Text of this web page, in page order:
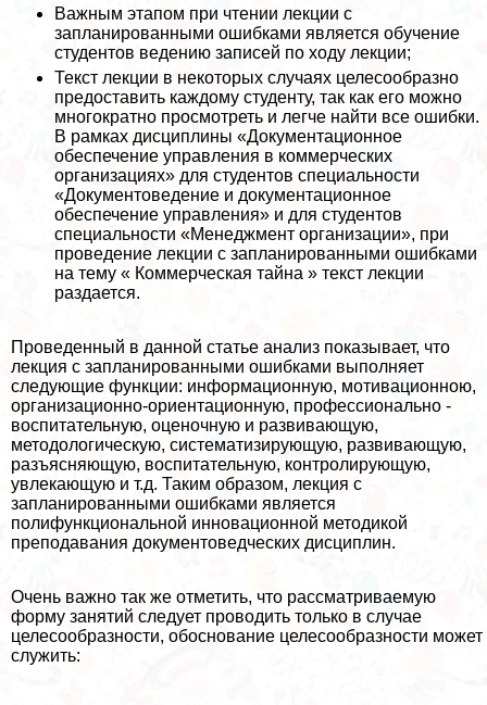
Важным этапом при чтении лекции с
запланированными ошибками является обучение
студентов ведению записей по ходу лекции;
Текст лекции в некоторых случаях целесообразно
предоставить каждому студенту, так как его можно
многократно просмотреть и легче найти все ошибки.
В рамках дисциплины «Документационное
обеспечение управления в коммерческих
организациях» для студентов специальности
«Документоведение и документационное
обеспечение управления» и для студентов
специальности «Менеджмент организации», при
проведение лекции с запланированными ошибками
на тему « Коммерческая тайна » текст лекции
раздается.
Проведенный в данной статье анализ показывает, что
лекция с запланированными ошибками выполняет
следующие функции: информационную, мотивационною,
организационно-ориентационную, профессионально -
воспитательную, оценочную и развивающую,
методологическую, систематизирующую, развивающую,
разъясняющую, воспитательную, контролирующую,
увлекающую и т.д. Таким образом, лекция с
запланированными ошибками является
полифункциональной инновационной методикой
преподавания документоведческих дисциплин.
Очень важно так же отметить, что рассматриваемую
форму занятий следует проводить только в случае
целесообразности, обоснование целесообразности может
служить: